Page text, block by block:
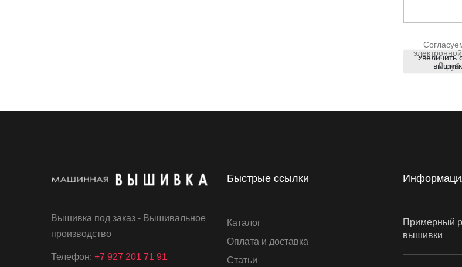
0руб.
Увеличить
Вышивка под заказ - Вышивальное
производство
Телефон: +7 927 201 71 91
Быстрые ссылки
Каталог
Оплата и доставка
Статьи
Примерный
вышивки